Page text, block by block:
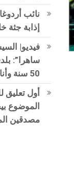
نائب
إذابة
فيديو|
ساهرا”:
50 سنة وأنا بتألم وغضبان على حالها
أول
الموضوع
مصدقين